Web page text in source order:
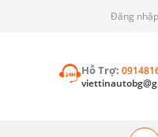
Đăng nhập
Hỗ Trợ: